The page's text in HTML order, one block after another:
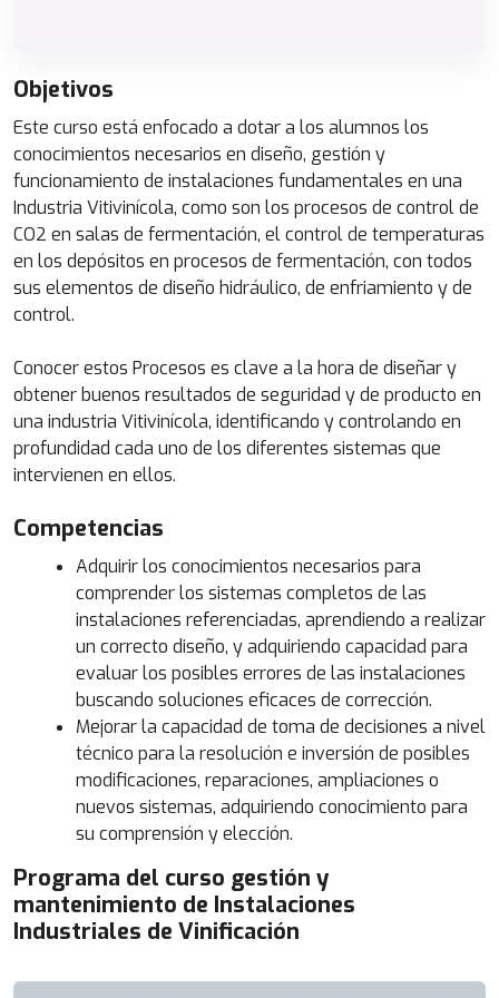
Objetivos
Este curso está enfocado a dotar a los alumnos los
conocimientos necesarios en diseño, gestión y
funcionamiento de instalaciones fundamentales en una
Industria Vitivinícola, como son los procesos de control de
CO2 en salas de fermentación, el control de temperaturas
en los depósitos en procesos de fermentación, con todos
sus elementos de diseño hidráulico, de enfriamiento y de
control.
Conocer estos Procesos es clave a la hora de diseñar y
obtener buenos resultados de seguridad y de producto en
una industria Vitivinícola, identificando y controlando en
profundidad cada uno de los diferentes sistemas que
intervienen en ellos.
Competencias
Adquirir los conocimientos necesarios para
comprender los sistemas completos de las
instalaciones referenciadas, aprendiendo a realizar
un correcto diseño, y adquiriendo capacidad para
evaluar los posibles errores de las instalaciones
buscando soluciones eficaces de corrección.
Mejorar la capacidad de toma de decisiones a nivel
técnico para la resolución e inversión de posibles
modificaciones, reparaciones, ampliaciones o
nuevos sistemas, adquiriendo conocimiento para
su comprensión y elección.
Programa del curso gestión y
mantenimiento de Instalaciones
Industriales de Vinificación